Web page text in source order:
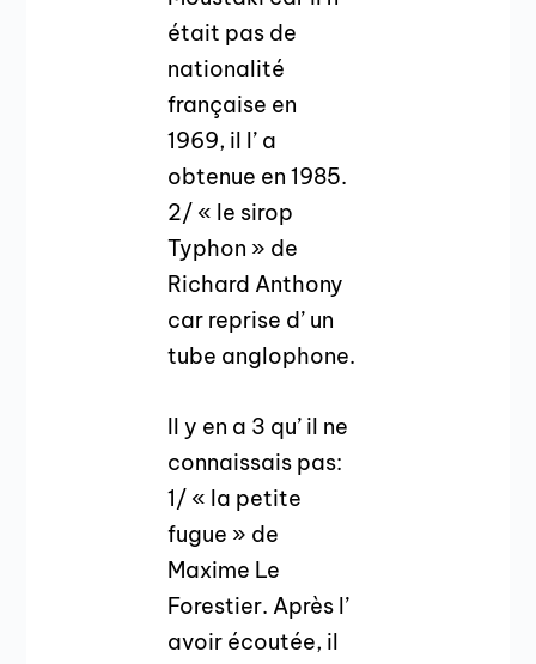
était pas de
nationalité
française en
1969, il l’ a
obtenue en 1985.
2/ « le sirop
Typhon » de
Richard Anthony
car reprise d’ un
tube anglophone.
Il y en a 3 qu’ il ne
connaissais pas:
1/ « la petite
fugue » de
Maxime Le
Forestier. Après l’
avoir écoutée, il